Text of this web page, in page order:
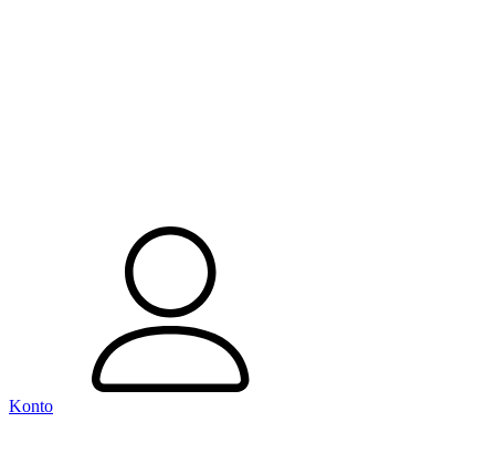
Konto